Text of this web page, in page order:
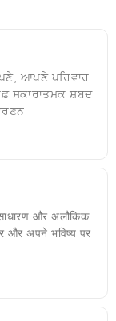
ਆਪਣੇ ਪਰਿਵਾਰ
ਸਕਾਰਾਤਮਕ ਸ਼ਬਦ
और अलौकिक
और अपने भविष्य पर